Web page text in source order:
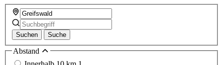
Suchen Suche
Abstand